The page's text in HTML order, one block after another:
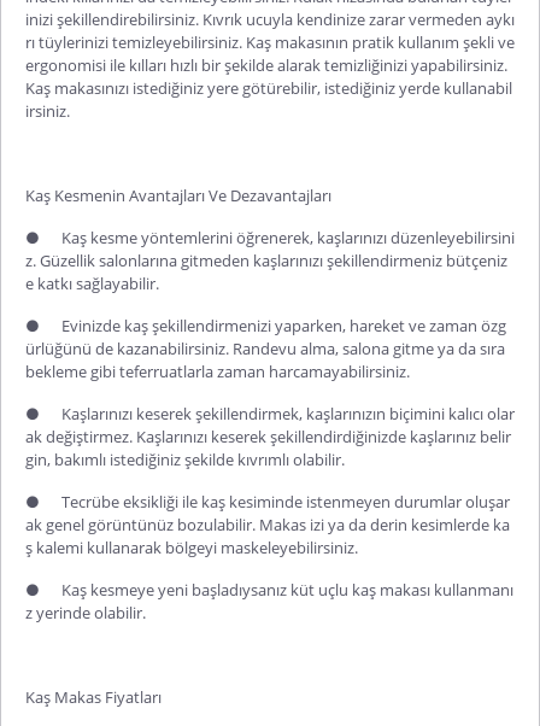
inizi şekillendirebilirsiniz. Kıvrık ucuyla kendinize zarar vermeden aykı
rı tüylerinizi temizleyebilirsiniz. Kaş makasının pratik kullanım şekli ve
ergonomisi ile kılları hızlı bir şekilde alarak temizliğinizi yapabilirsiniz.
Kaş makasınızı istediğiniz yere götürebilir, istediğiniz yerde kullanabil
irsiniz.
Kaş Kesmenin Avantajları Ve Dezavantajları
●
Kaş kesme yöntemlerini öğrenerek, kaşlarınızı düzenleyebilirsini
z. Güzellik salonlarına gitmeden kaşlarınızı şekillendirmeniz bütçeniz
e katkı sağlayabilir.
●
Evinizde kaş şekillendirmenizi yaparken, hareket ve zaman özg
ürlüğünü de kazanabilirsiniz. Randevu alma, salona gitme ya da sıra
bekleme gibi teferruatlarla zaman harcamayabilirsiniz.
●
Kaşlarınızı keserek şekillendirmek, kaşlarınızın biçimini kalıcı olar
ak değiştirmez. Kaşlarınızı keserek şekillendirdiğinizde kaşlarınız belir
gin, bakımlı istediğiniz şekilde kıvrımlı olabilir.
●
Tecrübe eksikliği ile kaş kesiminde istenmeyen durumlar oluşar
ak genel görüntünüz bozulabilir. Makas izi ya da derin kesimlerde ka
ş kalemi kullanarak bölgeyi maskeleyebilirsiniz.
●
Kaş kesmeye yeni başladıysanız küt uçlu kaş makası kullanmanı
z yerinde olabilir.
Kaş Makas Fiyatları